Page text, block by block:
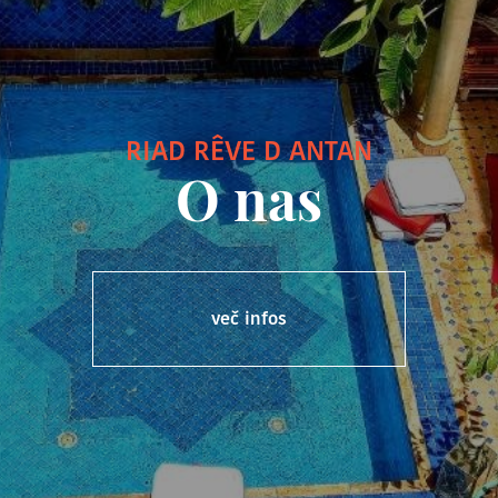
RIAD RÊVE D ANTAN
O nas
več infos